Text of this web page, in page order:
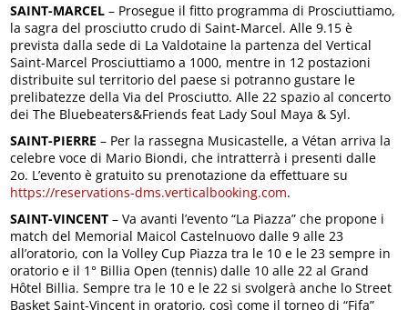
SAINT-MARCEL – Prosegue il fitto programma di Prosciuttiamo,
la sagra del prosciutto crudo di Saint-Marcel. Alle 9.15 è
prevista dalla sede di La Valdotaine la partenza del Vertical
Saint-Marcel Prosciuttiamo a 1000, mentre in 12 postazioni
distribuite sul territorio del paese si potranno gustare le
prelibatezze della Via del Prosciutto. Alle 22 spazio al concerto
dei The Bluebeaters&Friends feat Lady Soul Maya & Syl.
SAINT-PIERRE – Per la rassegna Musicastelle, a Vétan arriva la
celebre voce di Mario Biondi, che intratterrà i presenti dalle
2o. L’evento è gratuito su prenotazione da effettuare su
https://reservations-dms.verticalbooking.com.
SAINT-VINCENT – Va avanti l’evento “La Piazza” che propone i
match del Memorial Maicol Castelnuovo dalle 9 alle 23
all’oratorio, con la Volley Cup Piazza tra le 10 e le 23 sempre in
oratorio e il 1° Billia Open (tennis) dalle 10 alle 22 al Grand
Hôtel Billia. Sempre tra le 10 e le 22 si svolgerà anche lo Street
Basket Saint-Vincent in oratorio, così come il torneo di “Fifa”